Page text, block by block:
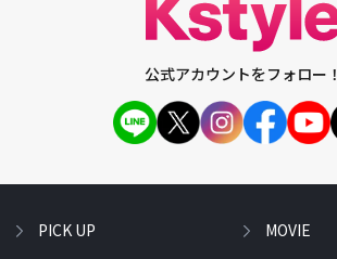
公式アカウントをフォロー！
PICK UP MOVIE